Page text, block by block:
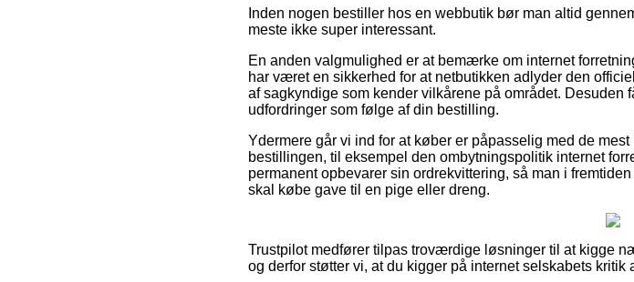
Inden nogen bestiller hos en webbutik bør man altid
meste ikke super interessant.
En anden valgmulighed er at bemærke om internet
har været en sikkerhed for at netbutikken adlyder den
af sagkyndige som kender vilkårene på området. Desuden
udfordringer som følge af din bestilling.
Ydermere går vi ind for at køber er påpasselig med de
bestillingen, til eksempel den ombytningspolitik internet
permanent opbevarer sin ordrekvittering, så man i
skal købe gave til en pige eller dreng.
Trustpilot medfører tilpas troværdige løsninger til at kigge
og derfor støtter vi, at du kigger på internet selskabets